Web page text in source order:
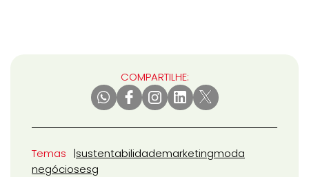
COMPARTILHE:
Temas sustentabilidademarketingmoda
negóciosesg